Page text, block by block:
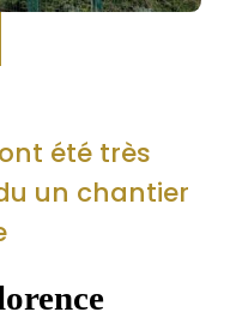
été très
un chantier